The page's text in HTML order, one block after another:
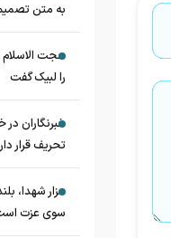
به متن
حجت
را لبیک گفت
خبرنگاران
تحریف قرار
مزار شهدا،
سوی عزت